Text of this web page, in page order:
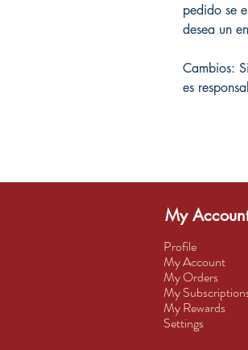
pedido se
desea un
Cambios:
es
My
Profile
My Account
My Orders
My
My Rewards
Settings